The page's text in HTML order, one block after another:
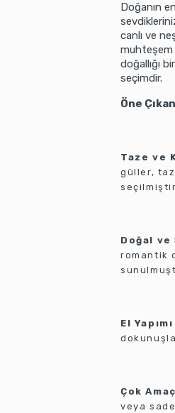
Doğanın
canlı ve
muhteşem
doğallığı
seçimdir.
Öne
Taze ve
güller,
Doğal ve
romantik
El
Çok
veya